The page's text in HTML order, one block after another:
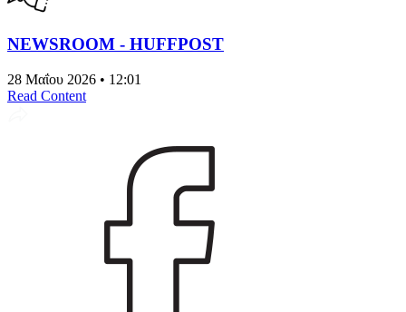
NEWSROOM - HUFFPOST
28 Μαΐου 2026 • 12:01
Read Content